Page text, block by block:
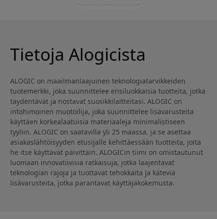
Tietoja Alogicista
ALOGIC on maailmanlaajuinen teknologiatarvikkeiden
tuotemerkki, joka suunnittelee ensiluokkaisia tuotteita, jotka
täydentävät ja nostavat suosikkilaitteitasi. ALOGIC on
intohimoinen muotoilija, joka suunnittelee lisävarusteita
käyttäen korkealaatuisia materiaaleja minimalistiseen
tyyliin. ALOGIC on saatavilla yli 25 maassa, ja se asettaa
asiakaslähtöisyyden etusijalle kehittäessään tuotteita, joita
he itse käyttävät päivittäin. ALOGICin tiimi on omistautunut
luomaan innovatiivisia ratkaisuja, jotka laajentavat
teknologian rajoja ja tuottavat tehokkaita ja käteviä
lisävarusteita, jotka parantavat käyttäjäkokemusta.